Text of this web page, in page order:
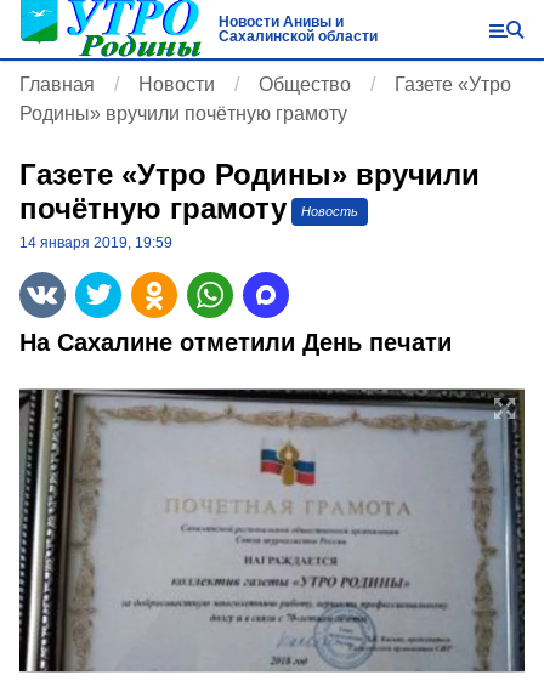
Новости Анивы и
Сахалинской области
Главная Новости Общество
Газете «Утро
Родины» вручили почётную грамоту
Газете «Утро Родины» вручили
почётную грамоту
Новость
14 января 2019, 19:59
На Сахалине отметили День печати